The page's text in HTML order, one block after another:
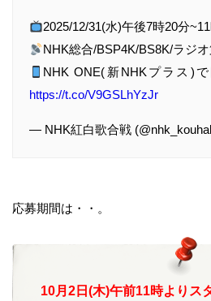
2025/12/31(水)午後7時20分
NHK総合/BSP4K/BS8K/ラジオ
NHK ONE(新NHKプラス)
https://t.co/V9GSLhYzJr
— NHK紅白歌合戦
応募期間は・・。
10月2日(木)午前11時よりス